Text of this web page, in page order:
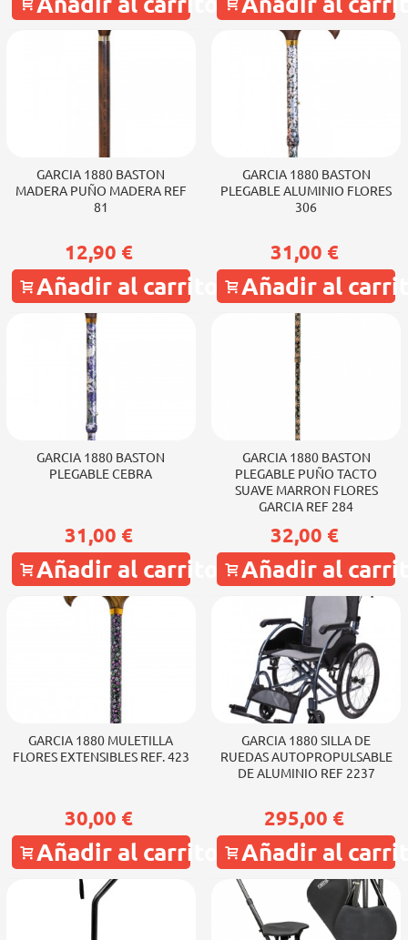
GARCIA 1880 BASTON
MADERA PUÑO MADERA REF
81
12,90 €
Añadir al carrito
GARCIA 1880 BASTON
PLEGABLE ALUMINIO FLORES
306
31,00 €
Añadir al
GARCIA 1880 BASTON
PLEGABLE CEBRA
31,00 €
Añadir al carrito
GARCIA 1880 BASTON
PLEGABLE PUÑO TACTO
SUAVE MARRON FLORES
GARCIA REF 284
32,00 €
Añadir al
GARCIA 1880 MULETILLA
FLORES EXTENSIBLES REF. 423
30,00 €
Añadir al carrito
GARCIA 1880 SILLA DE
RUEDAS AUTOPROPULSABLE
DE ALUMINIO REF 2237
295,00 €
Añadir al